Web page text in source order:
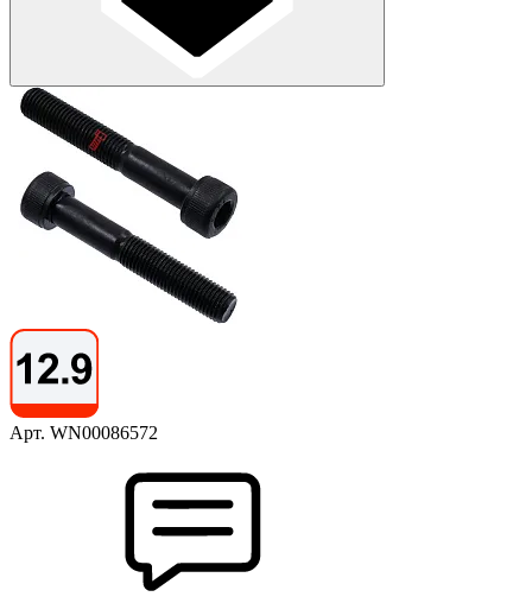
Арт. WN00086572